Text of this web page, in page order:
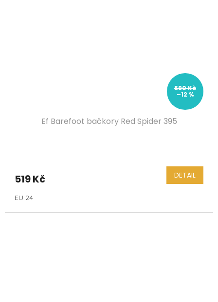
590 Kč
–12 %
Ef Barefoot bačkory Red Spider 395
519 Kč DETAIL
EU 24